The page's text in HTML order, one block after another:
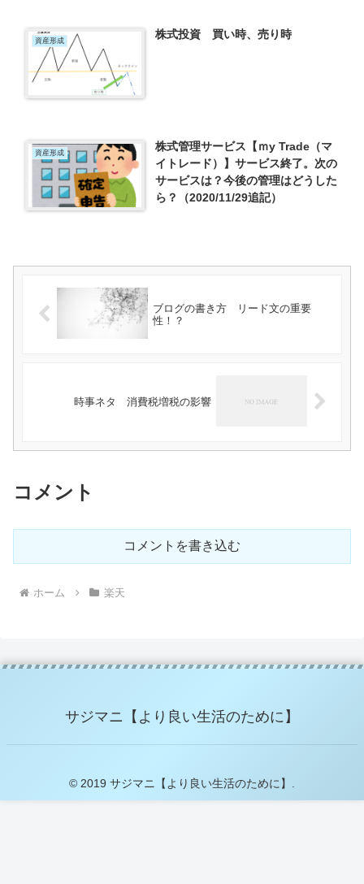
資産形成 株式投資 買い時、売り時
資産形成
株式管理サービス【ｍy Trade（マ
イトレード）】サービス終了。次の
サービスは？今後の管理はどうした
ら？（2020/11/29追記）
ブログの書き方 リード文の重要
性！？
時事ネタ 消費税増税の影響
コメント
コメントを書き込む
ホーム 楽天
サジマニ【より良い生活のために】
© 2019 サジマニ【より良い生活のために】.